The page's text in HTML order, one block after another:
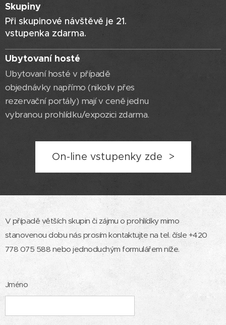
Skupiny
Při skupinové návštěvě je 21.
vstupenka zdarma.
Ubytovaní hosté
Ubytovaní hosté v případě
objednávky napřímo (nikoliv přes
rezervační portály) mají v ceně jednu
vybranou prohlídku/expozici zdarma.
On-line vstupenky zde >
V případě větších skupin či zájmu o prohlídky mimo
stanovenou dobu nás prosím kontaktujte na tel. čísle +420
778 075 588 nebo jednoduchým formulářem níže.
Jméno